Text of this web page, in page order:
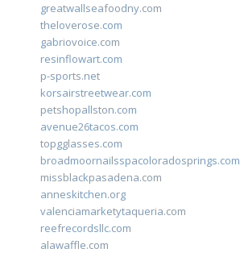
greatwallseafoodny.com
theloverose.com
gabriovoice.com
resinflowart.com
p-sports.net
korsairstreetwear.com
petshopallston.com
avenue26tacos.com
topgglasses.com
broadmoornailsspacoloradosprings.com
missblackpasadena.com
anneskitchen.org
valenciamarketytaqueria.com
reefrecordsllc.com
alawaffle.com